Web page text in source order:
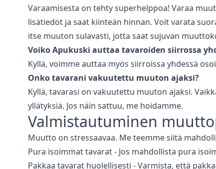
Varaamisesta on tehty superhelppoa! Varaa
lisätiedot ja saat kiinteän hinnan. Voit varata
itse muuton sulavasti, jotta saat sujuvan
Voiko Apukuski auttaa tavaroiden siirrossa
Kyllä, voimme auttaa myös siirroissa yhdessä
Onko tavarani vakuutettu muuton ajaksi?
Kyllä, tavarasi on vakuutettu muuton ajaksi.
yllätyksiä. Jos näin sattuu, me hoidamme.
Valmistautuminen
Muutto on stressaavaa. Me teemme siitä
Pura isoimmat tavarat - Jos mahdollista pura
Pakkaa tavarat huolellisesti - Varmista, että